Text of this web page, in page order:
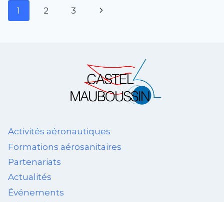
–
Navigation
de
1 2 3
Page
Activités aéronautiques
Formations aérosanitaires
Partenariats
Actualités
Événements